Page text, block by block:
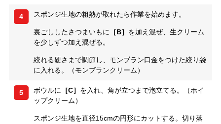
4 スポンジ生地の粗熱が取れたら作業を始めます。
裏ごししたさつまいもに ［B］ を加え混ぜ、生クリーム
を少しずつ加え混ぜる。
絞れる硬さまで調節し、モンブラン口金をつけた絞り袋
に入れる。（モンブランクリーム）
5 ボウルに ［C］ を入れ、角が立つまで泡立てる。（ホイ
ップクリーム）
スポンジ生地を直径15cmの円形にカットする。切り落